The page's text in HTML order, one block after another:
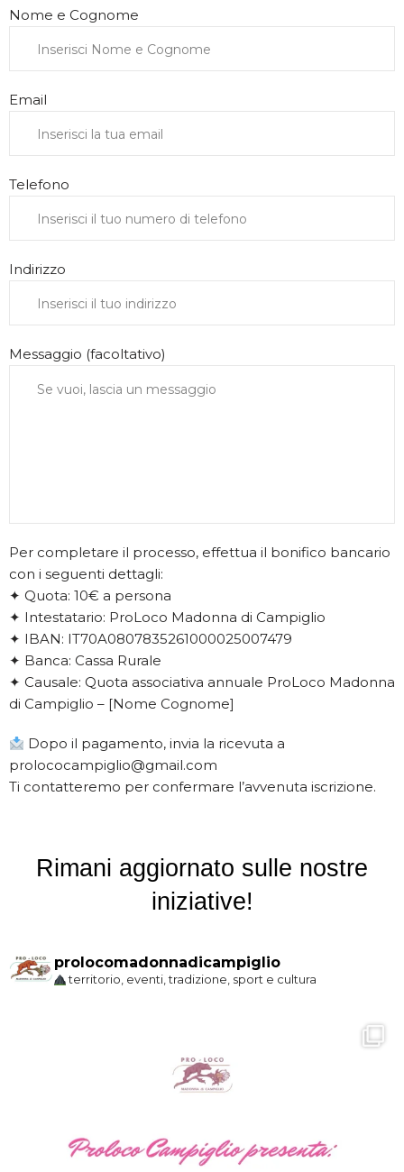
Nome e Cognome
Email
Telefono
Indirizzo
Messaggio (facoltativo)
Per completare il processo, effettua il bonifico bancario
con i seguenti dettagli:
✦ Quota: 10€ a persona
✦ Intestatario: ProLoco Madonna di Campiglio
✦ IBAN: IT70A0807835261000025007479
✦ Banca: Cassa Rurale
✦ Causale: Quota associativa annuale ProLoco Madonna
di Campiglio – [Nome Cognome]
Dopo il pagamento, invia la ricevuta a
prolococampiglio@gmail.com
Ti contatteremo per confermare l’avvenuta iscrizione.
Rimani aggiornato sulle nostre
iniziative!
prolocomadonnadicampiglio
territorio, eventi, tradizione, sport e cultura